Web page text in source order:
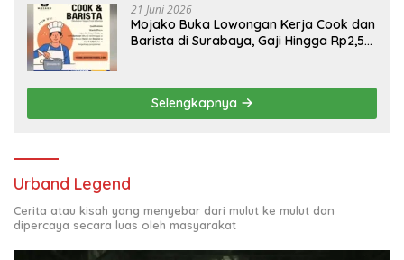
21 Juni 2026
Mojako Buka Lowongan Kerja Cook dan
Barista di Surabaya, Gaji Hingga Rp2,5
Selengkapnya
Urband Legend
Cerita atau kisah yang menyebar dari mulut ke mulut dan
dipercaya secara luas oleh masyarakat